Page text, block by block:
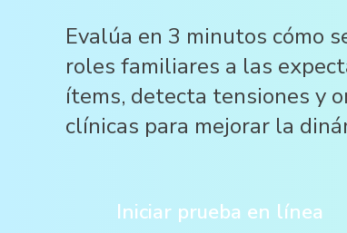
Evalúa en 3 minutos cómo
roles familiares a las
ítems, detecta tensiones y
clínicas para mejorar la
Iniciar prueba en línea